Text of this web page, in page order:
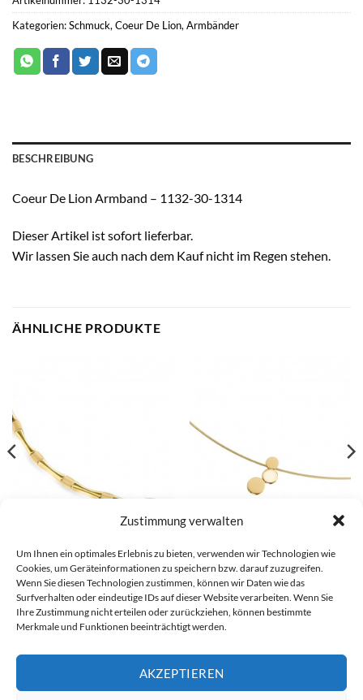
Zustimmung verwalten
Um Ihnen ein optimales Erlebnis zu bieten, verwenden wir Technologien wie
Cookies, um Geräteinformationen zu speichern bzw. darauf zuzugreifen.
Wenn Sie diesen Technologien zustimmen, können wir Daten wie das
Surfverhalten oder eindeutige IDs auf dieser Website verarbeiten. Wenn Sie
Ihre Zustimmung nicht erteilen oder zurückziehen, können bestimmte
Merkmale und Funktionen beeinträchtigt werden.
AKZEPTIEREN
Kategorien:Schmuck,Coeur De Lion,Armbänder
BESCHREIBUNG
Coeur De Lion Armband – 1132-30-1314
Dieser Artikel ist sofort lieferbar.
Wir lassen Sie auch nach dem Kauf nicht im Regen stehen.
ÄHNLICHE PRODUKTE
Boccia Collier – 08045-03
€169,00
Boccia Anhänger – 07025-02
€ 69,00
Transfer
Alle Preise inkl. der gesetzlichen MwSt.
Die durchgestrichenen Preise entsprechen dem bisherigen Preis in